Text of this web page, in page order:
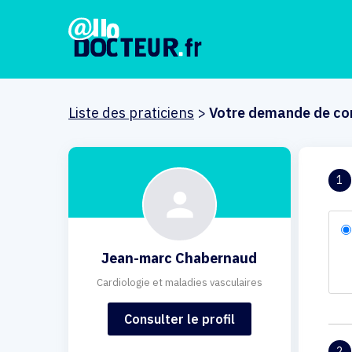
Liste des praticiens > Votre demande de
Jean-marc Chabernaud
Cardiologie et maladies vasculaires
Consulter le profil
1